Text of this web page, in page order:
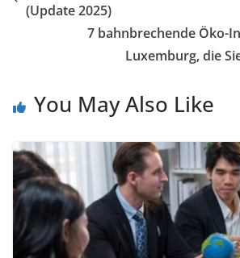
(Update 2025)
7 bahnbrechende Öko-
Luxemburg, die
You May Also Like